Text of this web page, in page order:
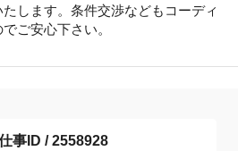
します。条件交渉などもコーディ
ご安心下さい。
事ID / 2558928